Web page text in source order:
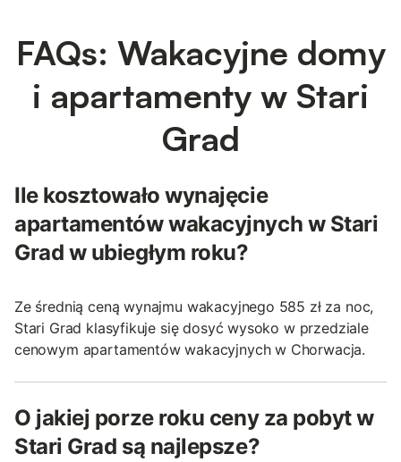
FAQs: Wakacyjne domy
i apartamenty w Stari
Grad
Ile kosztowało wynajęcie
apartamentów wakacyjnych w Stari
Grad w ubiegłym roku?
Ze średnią ceną wynajmu wakacyjnego 585 zł za noc,
Stari Grad klasyfikuje się dosyć wysoko w przedziale
cenowym apartamentów wakacyjnych w Chorwacja.
O jakiej porze roku ceny za pobyt w
Stari Grad są najlepsze?